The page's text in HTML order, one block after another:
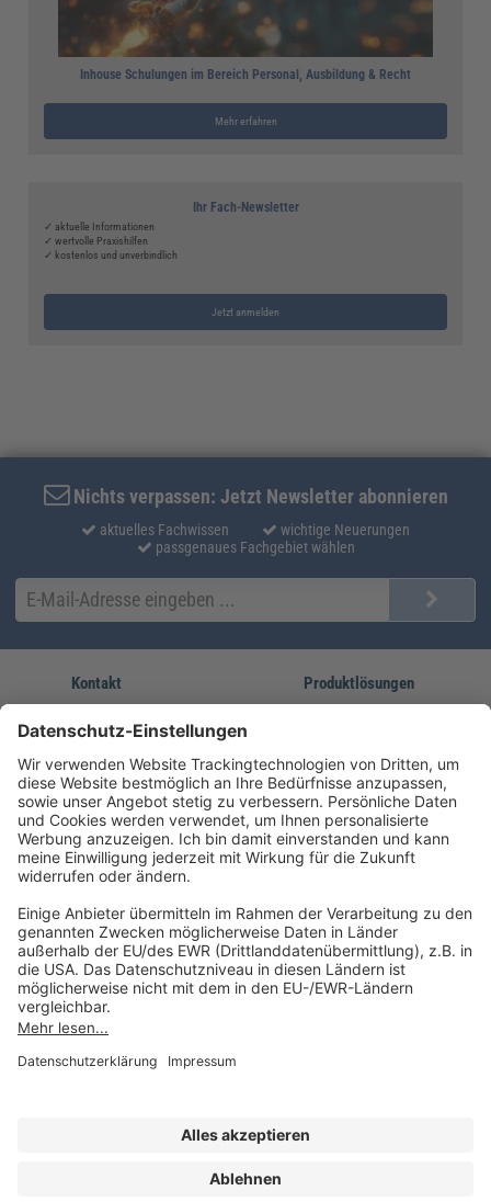
Inhouse Schulungen im Bereich Personal, Ausbildung & Recht
Mehr erfahren
Ihr Fach-Newsletter
✓ aktuelle Informationen
✓ wertvolle Praxishilfen
✓ kostenlos und unverbindlich
Jetzt anmelden
Nichts verpassen: Jetzt Newsletter abonnieren
aktuelles Fachwissen
wichtige Neuerungen
passgenaues Fachgebiet wählen
Kontakt
service@forum-verlag.com
Mo-Do 07:30 - 17:00 Uhr
Fr 07:30 - 15:00 Uhr
Produktlösungen
Unsere Marken
Folgen Sie uns
Impressum
Datenschutz